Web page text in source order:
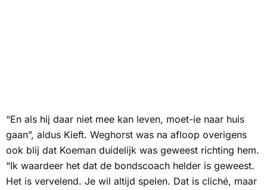
“En als hij daar niet mee kan leven, moet-ie naar huis
gaan”, aldus Kieft. Weghorst was na afloop overigens
ook blij dat Koeman duidelijk was geweest richting hem.
“Ik waardeer het dat de bondscoach helder is geweest.
Het is vervelend. Je wil altijd spelen. Dat is cliché, maar